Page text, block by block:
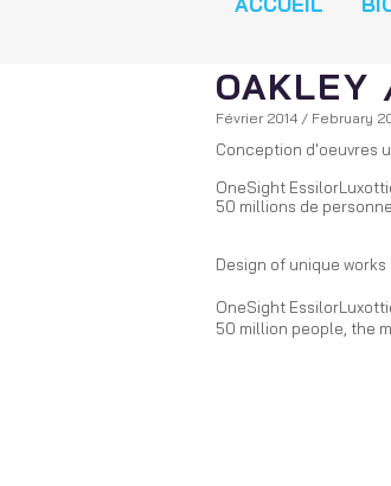
OAKLEY
Février 2014 / February
Conception d'oeuvres
OneSight
50 millions de
Design of unique
OneSight
50 million people, the